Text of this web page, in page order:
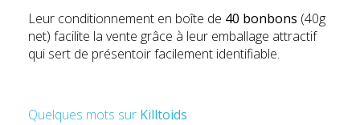
Leur conditionnement en boîte de 40 bonbons (40g
net) facilite la vente grâce à leur emballage attractif
qui sert de présentoir facilement identifiable.
Quelques mots sur Killtoids